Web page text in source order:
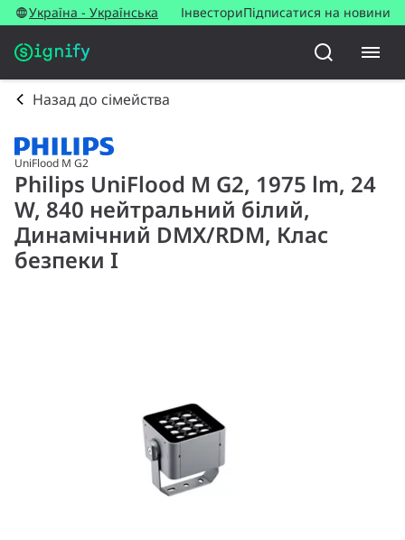
Україна - Українська ІнвесториПідписатися на новини
Назад до сімейства
UniFlood M G2
Philips UniFlood M G2, 1975 lm, 24
W, 840 нейтральний білий,
Динамічний DMX/RDM, Клас
безпеки I